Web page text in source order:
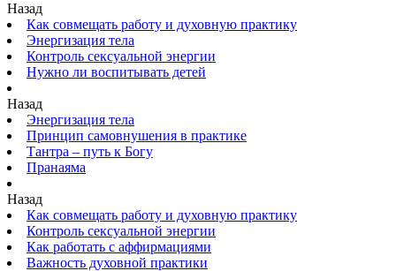
Назад
Как совмещать работу и духовную практику
Энергизация тела
Контроль сексуальной энергии
Нужно ли воспитывать детей
Назад
Энергизация тела
Принцип самовнушения в практике
Тантра – путь к Богу
Пранаяма
Назад
Как совмещать работу и духовную практику
Контроль сексуальной энергии
Как работать с аффирмациями
Важность духовной практики